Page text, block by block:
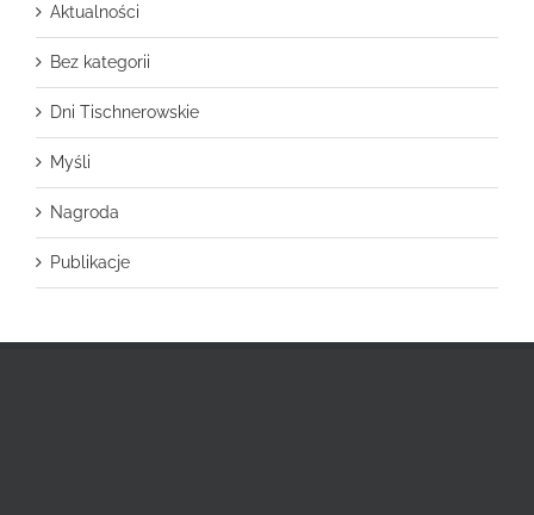
Aktualności
Bez kategorii
Dni Tischnerowskie
Myśli
Nagroda
Publikacje